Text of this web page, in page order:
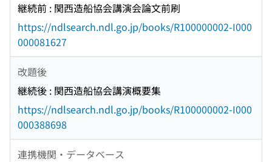
継続前 : 関西造船協会講演会論文前刷
https://ndlsearch.ndl.go.jp/books/R100000002-I000
000081627
改題後
継続後 : 関西造船協会講演概要集
https://ndlsearch.ndl.go.jp/books/R100000002-I000
000388698
連携機関・データベース